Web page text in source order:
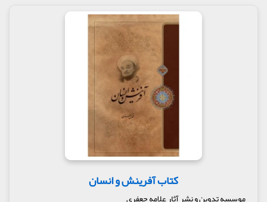
الوهيت داشته است و نه ادعاى پيامبرى، بلكه در موارد
فراوانى در مثنوى، اعتراف به «درراه‌بودن» خود مى‌كند؛
به همين جهت نمى‌توان گفت: جلال‌الدين، معصوم بوده
است. خطا و اشتباه در فرزندان آدم همواره و در همه
افراد جز معصومين وجود داشته است.
كتاب مثنوى از مقوله ايلياد هومر نيست و مطالبش مانند
مطالب هيئت بطلميوس هم نمى‌باشد كه امروز فقط داراى
ارزش تاريخى و شايسته بررسى دوران كودكى فرهنگ
بشرى بوده باشد. نيز اين كتاب را نمى‌توان يك مجموعه
ادبى دانست كه تنها احساسات دوران معيّن و جامعه
مشخصى را اشباع مى‌كند و سپس در قفسه كتابخانه‌ها
براى زينت يا فقط به‌عنوان يك جلد كتاب قديمى مشغول
انجام وظيفه مى‌شود و بالاتر از اين‌ها، نمى‌توان كتاب
مثنوى را به‌عنوان طرح‌كننده يك عده مسائل دوردست و
تجريدشده‌اى درباره انسان و جهان تلقى كرد كه تنها
كارش كمك به ذوق‌پردازى‌هاى عرفانى و فلسفى و ادبى
کتاب آفرینش و انسان
موسسه تدوین و نشر آثار علامه جعفری